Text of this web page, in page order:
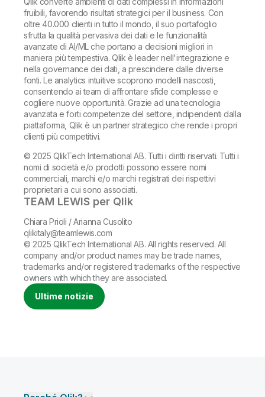
fruibili, favorendo risultati strategici per il business. Con
oltre 40.000 clienti in tutto il mondo, il suo portafoglio
sfrutta la qualità pervasiva dei dati e le funzionalità
avanzate di AI/ML che portano a decisioni migliori in
maniera più tempestiva. Qlik è leader nell'integrazione e
nella governance dei dati, a prescindere dalle diverse
fonti. Le analytics intuitive scoprono modelli nascosti,
consentendo ai team di affrontare sfide complesse e
cogliere nuove opportunità. Grazie ad una tecnologia
avanzata e forti competenze del settore, indipendenti dalla
piattaforma, Qlik è un partner strategico che rende i propri
clienti più competitivi.
© 2025 QlikTech International AB. Tutti i diritti riservati. Tutti i
nomi di società e/o prodotti possono essere nomi
commerciali, marchi e/o marchi registrati dei rispettivi
proprietari a cui sono associati.
TEAM LEWIS per Qlik
Chiara Prioli / Arianna Cusolito
qlikitaly@teamlewis.com
© 2025 QlikTech International AB. All rights reserved. All
company and/or product names may be trade names,
trademarks and/or registered trademarks of the respective
owners with which they are associated.
Ultime notizie